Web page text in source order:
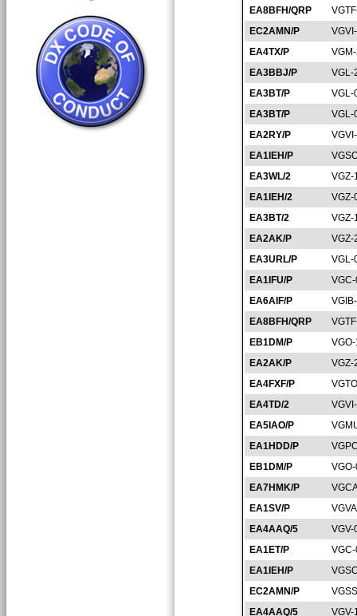
EA8BFH/QRP
EC2AMN/P
EA4TX/P
EA3BBJ/P
VGL-
EA3BT/P
VGL-
EA3BT/P
VGL-
EA2RY/P
EA1IEH/P
EA3WL/2
VGZ-
EA1IEH/2
VGZ-
EA3BT/2
VGZ-
EA2AK/P
VGZ-
EA3URL/P
VGL-
EA1IFU/P
EA6AIF/P
EA8BFH/QRP
EB1DM/P
EA2AK/P
VGZ-
EA4FXF/P
EA4TD/2
EA5IAO/P
EA1HDD/P
EB1DM/P
EA7HMK/P
EA1SV/P
EA4AAQ/5
VGV-
EA1ET/P
EA1IEH/P
EC2AMN/P
EA4AAQ/5
VGV-